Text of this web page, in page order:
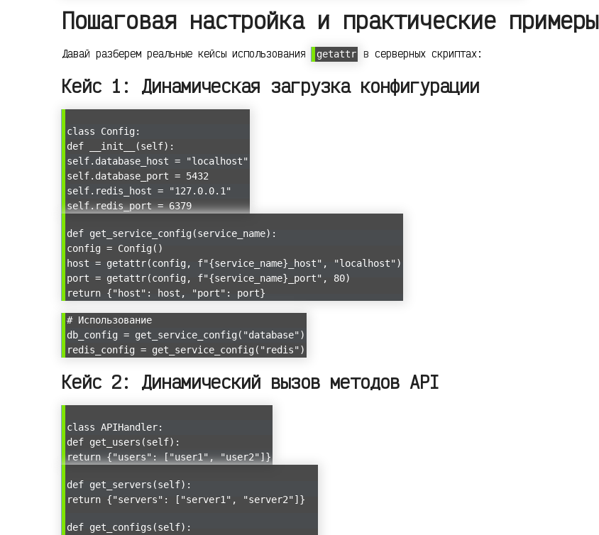
Пошаговая настройка и практические примеры
Давай разберем реальные кейсы использования getattr в серверных скриптах:
Кейс 1: Динамическая загрузка конфигурации
class Config:
def __init__(self):
self.database_host = "localhost"
self.database_port = 5432
self.redis_host = "127.0.0.1"
self.redis_port = 6379
def get_service_config(service_name):
config = Config()
host = getattr(config, f"{service_name}_host", "localhost")
port = getattr(config, f"{service_name}_port", 80)
return {"host": host, "port": port}
# Использование
db_config = get_service_config("database")
redis_config = get_service_config("redis")
Кейс 2: Динамический вызов методов API
class APIHandler:
def get_users(self):
return {"users": ["user1", "user2"]}
def get_servers(self):
return {"servers": ["server1", "server2"]}
def get_configs(self):